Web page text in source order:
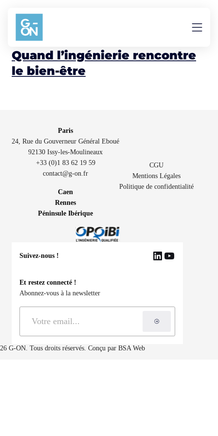
Aller au contenu
ingénierie
Quand l’ingénierie rencontre
le bien-être
Paris
24, Rue du Gouverneur Général Eboué
92130 Issy-les-Moulineaux
+33 (0)1 83 62 19 59
contact@g-on.fr
Caen
Rennes
Péninsule Ibérique
G-ON. Tous droits réservés. Conçu par BSA Web
CGU
Mentions Légales
Politique de confidentialité
Suivez-nous ! LinkedIn
YouTube
Et restez connecté !
Abonnez-vous à la newsletter
S'inscrire à la